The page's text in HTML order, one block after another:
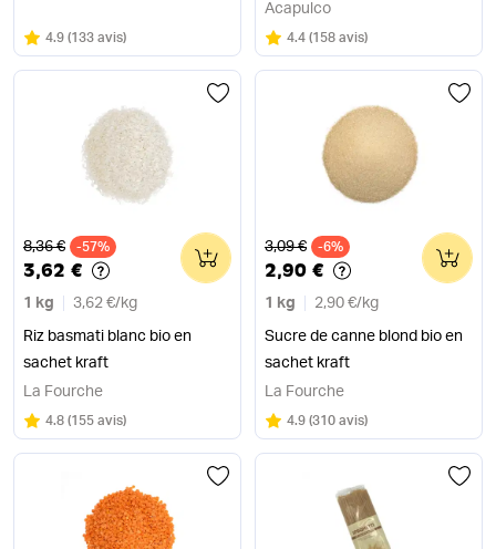
Note
4.9 sur 5
(133 avis)
Acapulco
Note
4.4 sur 5
(158 avis)
Ancien prix
8,36 € -57%
3,62 €
1 kg 3,62 €/ kg
Riz basmati blanc bio en
sachet kraft
0
La Fourche
Note
4.8 sur 5
(155 avis)
Ancien prix
3,09 € -6%
2,90 €
1 kg 2,90 €/ kg
Sucre de canne blond bio en
sachet kraft
0
La Fourche
Note
4.9 sur 5
(310 avis)